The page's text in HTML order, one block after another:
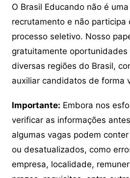
O Brasil Educando não é
recrutamento e não participa
processo seletivo. Nosso
gratuitamente oportunidades
diversas regiões do Brasil,
auxiliar candidatos de forma
Importante: Embora nos
verificar as informações
algumas vagas podem
ou desatualizados, como
empresa, localidade,